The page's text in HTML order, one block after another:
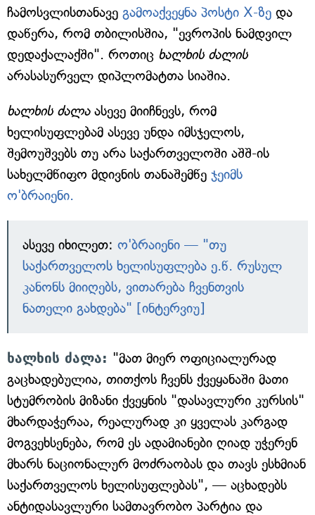
ჩამოსვლისთანავე გამოაქვეყნა პოსტი X-ზე და
დაწერა, რომ თბილისშია, "ევროპის ნამდვილ
დედაქალაქში". როთიც ხალხის ძალის
არასასურველ დიპლომატთა სიაშია.
ხალხის ძალაასევე მიიჩნევს, რომ
ხელისუფლებამ ასევე უნდა იმსჯელოს,
შემოუშვებს თუ არა საქართველოში აშშ-ის
სახელმწიფო მდივნის თანაშემწე ჯეიმს
ო'ბრაიენი.
ასევე იხილეთ: ო'ბრაიენი — "თუ
საქართველოს ხელისუფლება ე.წ. რუსულ
კანონს მიიღებს, ვითარება ჩვენთვის
ნათელი გახდება" [ინტერვიუ]
ხალხის ძალა: "მათ მიერ ოფიციალურად
გაცხადებულია, თითქოს ჩვენს ქვეყანაში მათი
სტუმრობის მიზანი ქვეყნის "დასავლური კურსის"
მხარდაჭერაა, რეალურად კი ყველას კარგად
მოგვეხსენება, რომ ეს ადამიანები ღიად უჭერენ
მხარს ნაციონალურ მოძრაობას და თავს ესხმიან
საქართველოს ხელისუფლებას", — აცხადებს
ანტიდასავლური სამთავრობო პარტია და